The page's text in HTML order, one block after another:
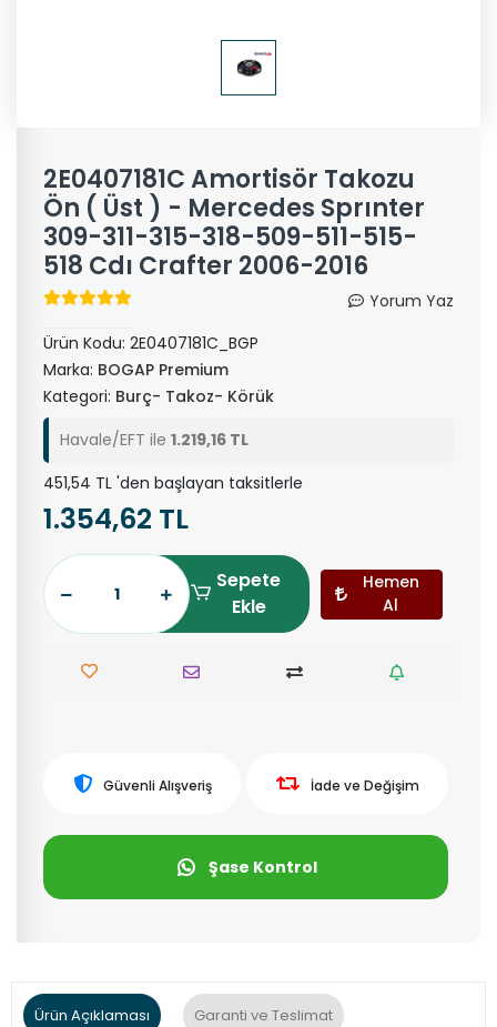
2E0407181C Amortisör Takozu
Ön ( Üst ) - Mercedes Sprınter
309-311-315-318-509-511-515-
518 Cdı Crafter 2006-2016
Yorum Yaz
Ürün Kodu: 2E0407181C_BGP
Marka: BOGAP Premium
Kategori: Burç- Takoz- Körük
Havale/EFT ile 1.219,16 TL
451,54 TL 'den başlayan taksitlerle
1.354,62 TL
Sepete
Ekle
Hemen
Al
Güvenli Alışveriş İade ve Değişim
Şase Kontrol
Ürün Açıklaması Garanti ve Teslimat